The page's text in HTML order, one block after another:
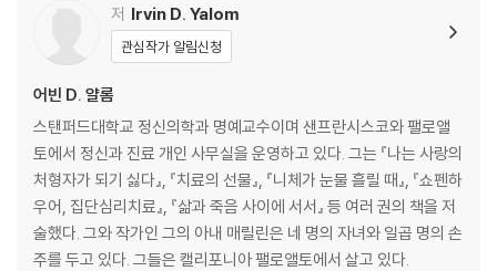
16. 무한한 가능성을 가진 소년
17. 베르타와 불타는 집 환상
18. 3일간의 심리 운동
19. 위험한 탈주
20. 묘지에서 풀린 수수께끼
21. 가지 않은 길
22. 초인의 눈물
작가 노트
작가 후기
저 Irvin D. Yalom
관심작가 알림신청
어빈 D. 얄롬
스탠퍼드대학교 정신의학과 명예교수이며 샌프란시스코와 팰로앨
토에서 정신과 진료 개인 사무실을 운영하고 있다. 그는 『나는 사랑의
처형자가 되기 싫다』, 『치료의 선물』, 『니체가 눈물 흘릴 때』, 『쇼펜하
우어, 집단심리치료』, 『삶과 죽음 사이에 서서』 등 여러 권의 책을 저
술했다. 그와 작가인 그의 아내 매릴린은 네 명의 자녀와 일곱 명의 손
주를 두고 있다. 그들은 캘리포니아 팰로앨토에서 살고 있다.